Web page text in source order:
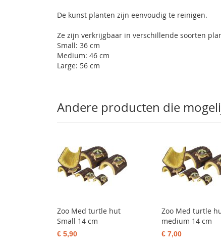
De kunst planten zijn eenvoudig te reinigen.
Ze zijn verkrijgbaar in verschillende soorten
Small: 36 cm
Medium: 46 cm
Large: 56 cm
Andere producten die
Zoo Med turtle hut
Small 14 cm
€ 5,90
Zoo Med turtle
medium 14 cm
€ 7,00